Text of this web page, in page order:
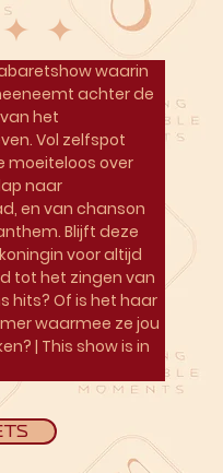
waarin
achter de
het
Vol zelfspot
moeiteloos over
naar
en van chanson
Blijft deze
voor altijd
tot het zingen van
hits? Of is het haar
waarmee ze jou
| This show is in